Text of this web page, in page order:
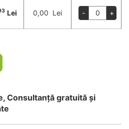
Lei 0,00 Lei - +
Consultanță gratuită și